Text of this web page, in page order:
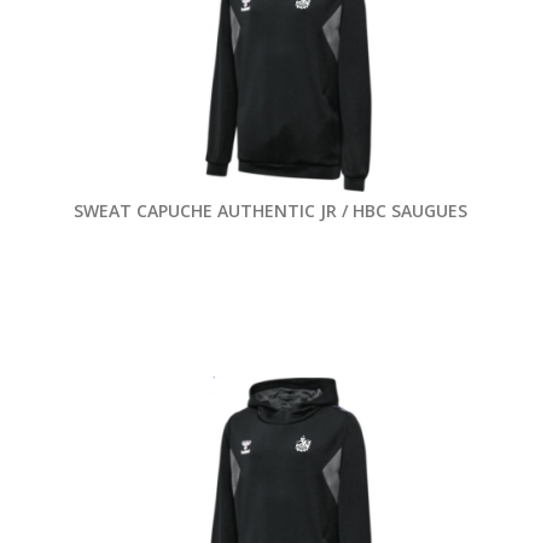
SWEAT CAPUCHE AUTHENTIC JR / HBC SAUGUES